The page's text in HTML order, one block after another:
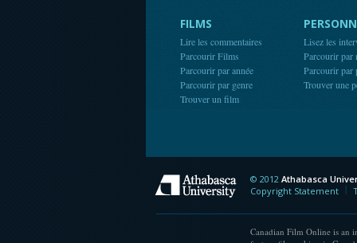
FILMS
Lire les commentaires
Parcourir Films
Parcourir par année
Parcourir par genre
Trouver un film
Lisez les
Parcourir par
Parcourir par
Trouver une
Athabasca
© 2012 Athabasca
Copyright Statement
Canadian Film Online is an